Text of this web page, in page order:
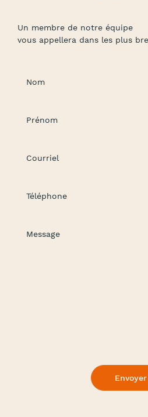
Un membre de notre équipe
vous appellera dans les plus
Nom
Prénom
Courriel
Téléphone
Message